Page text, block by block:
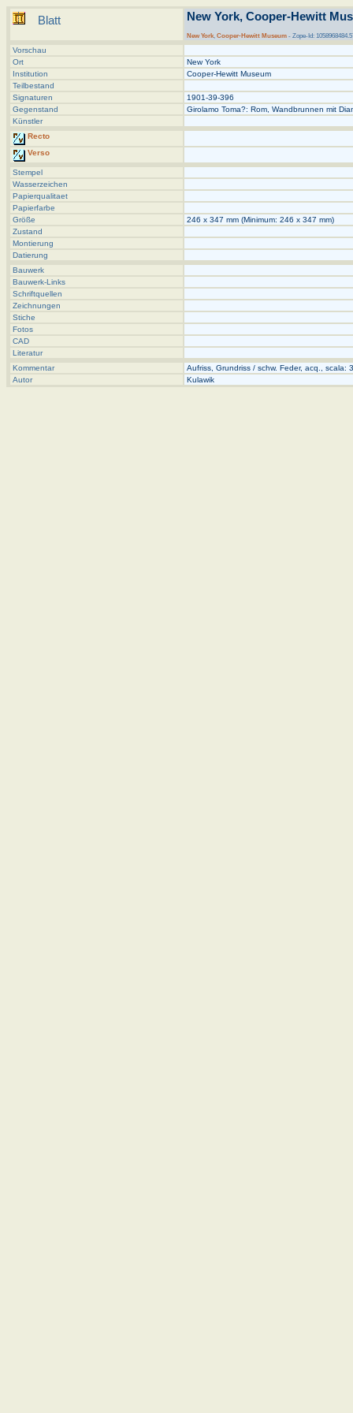
Blatt New York, Cooper-Hewitt
New York, Cooper-Hewitt Museum - Zope-Id:
Vorschau
Ort
New York
Institution
Cooper-Hewitt Museum
Teilbestand
Signaturen
1901-39-396
Gegenstand
Girolamo Toma?: Rom, Wandbrunnen mit
Künstler
Recto
Verso
Stempel
Wasserzeichen
Papierqualitaet
Papierfarbe
Größe
246 x 347 mm (Minimum: 246 x 347 mm)
Zustand
Montierung
Datierung
Bauwerk
Bauwerk-Links
Schriftquellen
Zeichnungen
Stiche
Fotos
CAD
Literatur
Kommentar
Aufriss, Grundriss / schw. Feder, acq., scala:
Autor
Kulawik